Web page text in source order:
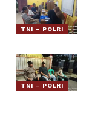
TNI – POLRI
TNI – POLRI